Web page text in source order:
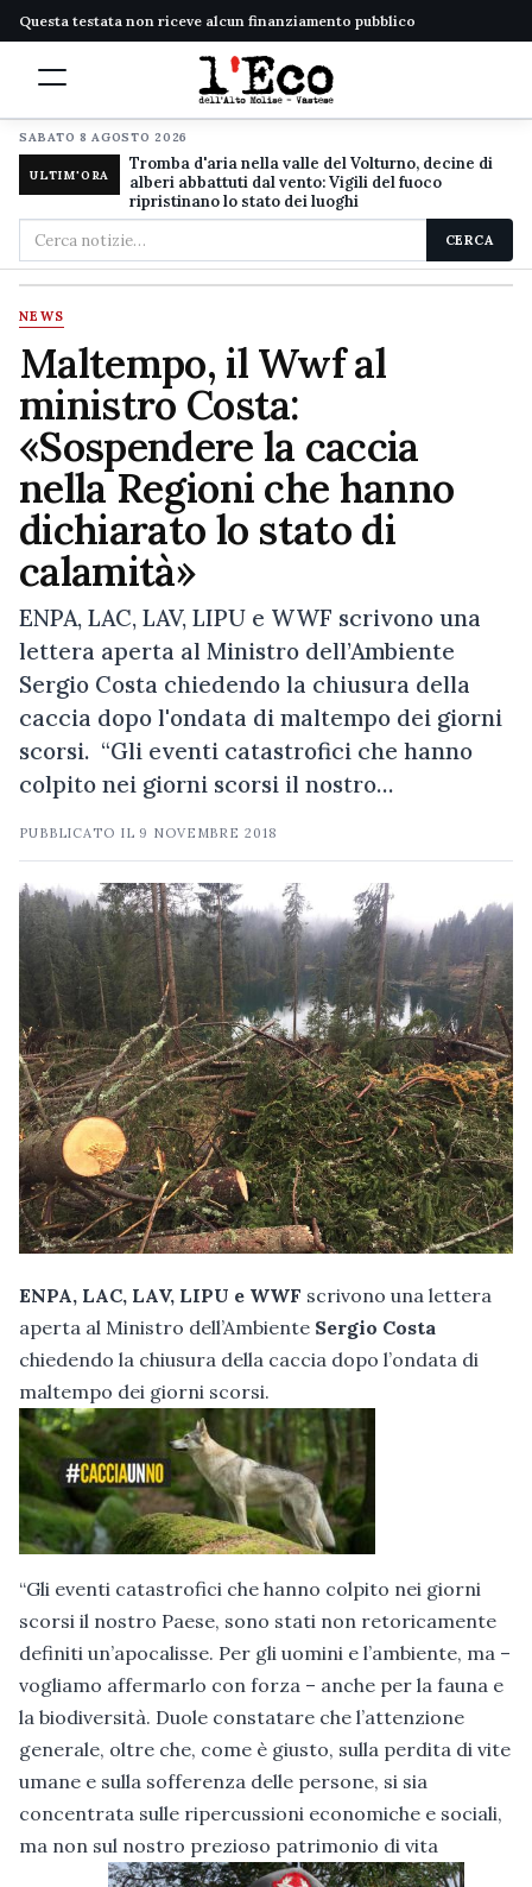
Questa testata non riceve alcun finanziamento pubblico
SABATO 8 AGOSTO 2026
ULTIM'ORA
Tromba d'aria nella valle del Volturno, decine di
alberi abbattuti dal vento: Vigili del fuoco
ripristinano lo stato dei luoghi
Cerca
nel
sito
CERCA
NEWS
Maltempo, il Wwf al
ministro Costa:
«Sospendere la caccia
nella Regioni che hanno
dichiarato lo stato di
calamità»
ENPA, LAC, LAV, LIPU e WWF scrivono una
lettera aperta al Ministro dell’Ambiente
Sergio Costa chiedendo la chiusura della
caccia dopo l'ondata di maltempo dei giorni
scorsi. “Gli eventi catastrofici che hanno
colpito nei giorni scorsi il nostro…
PUBBLICATO IL 9 NOVEMBRE 2018
ENPA, LAC, LAV, LIPU e WWF scrivono una lettera
aperta al Ministro dell’Ambiente Sergio Costa
chiedendo la chiusura della caccia dopo l’ondata di
maltempo dei giorni scorsi.
“Gli eventi catastrofici che hanno colpito nei giorni
scorsi il nostro Paese, sono stati non retoricamente
definiti un’apocalisse. Per gli uomini e l’ambiente, ma –
vogliamo affermarlo con forza – anche per la fauna e
la biodiversità. Duole constatare che l’attenzione
generale, oltre che, come è giusto, sulla perdita di vite
umane e sulla sofferenza delle persone, si sia
concentrata sulle ripercussioni economiche e sociali,
ma non sul nostro prezioso patrimonio di vita